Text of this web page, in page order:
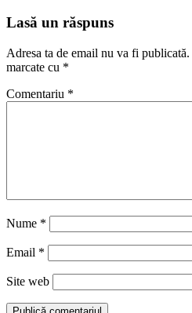
Lasă un răspuns
Adresa ta de email nu va fi publicată.
marcate cu *
Comentariu *
Nume *
Email *
Site web